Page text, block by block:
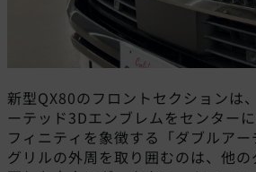
新型QX80のフロントセクションは
ーテッド3Dエンブレムをセンター
フィニティを象徴する「ダブルアー
グリルの外周を取り囲むのは、他